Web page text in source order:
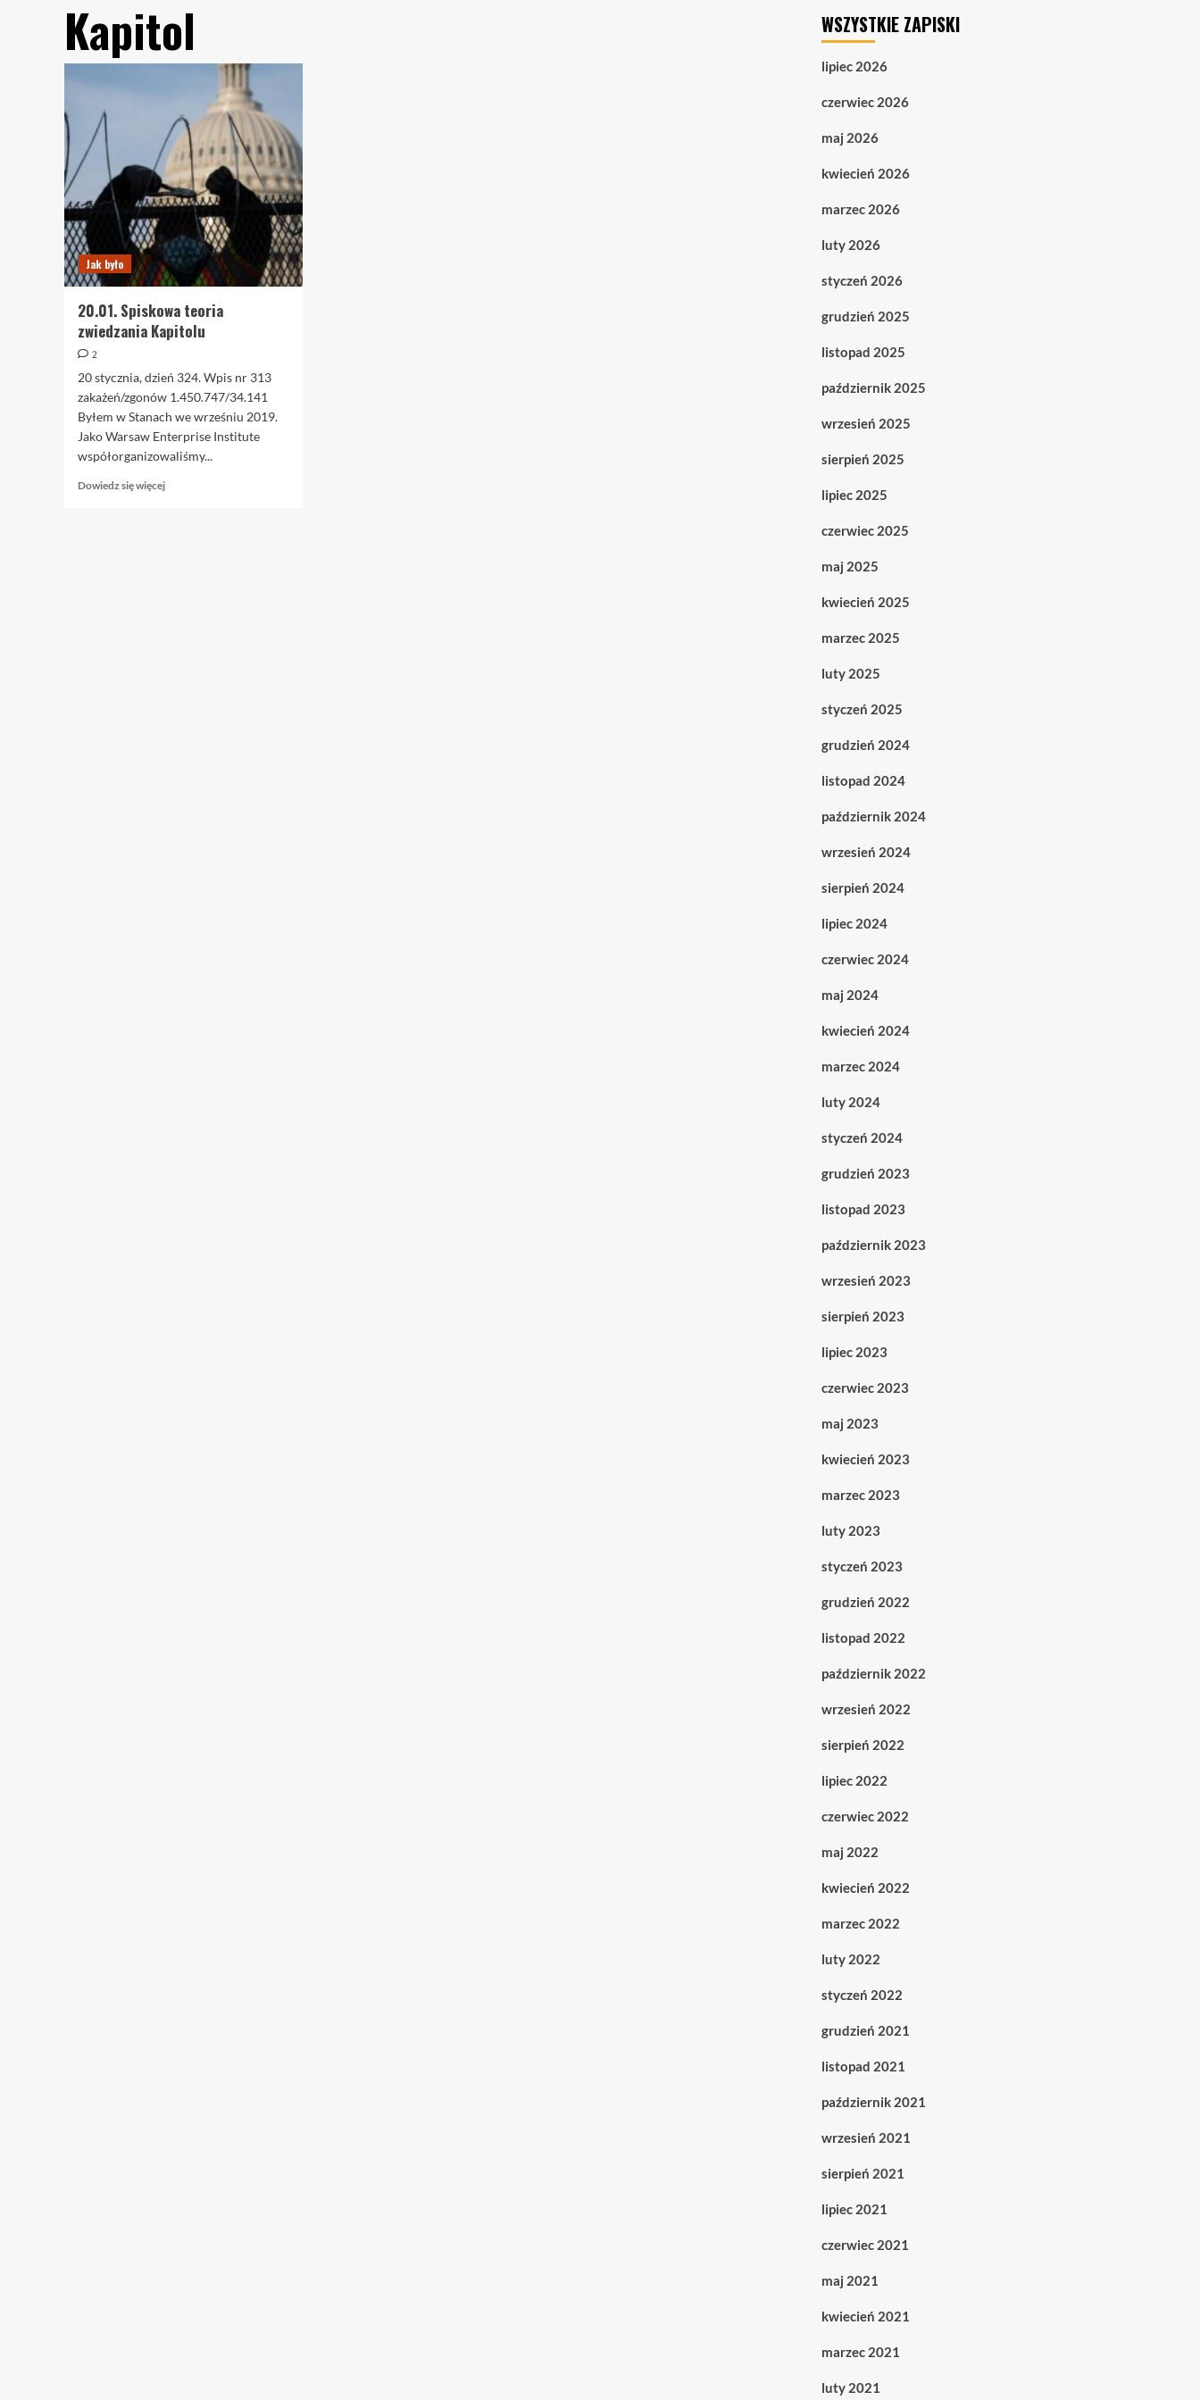
Kapitol
Jak było
20.01. Spiskowa teoria
zwiedzania Kapitolu
2
20 stycznia, dzień 324. Wpis nr 313
zakażeń/zgonów 1.450.747/34.141
Byłem w Stanach we wrześniu 2019.
Jako Warsaw Enterprise Institute
współorganizowaliśmy...
Dowiedz się więcejDowiedz
WSZYSTKIE ZAPISKI
lipiec 2026
czerwiec 2026
maj 2026
kwiecień 2026
marzec 2026
luty 2026
styczeń 2026
grudzień 2025
listopad 2025
październik 2025
wrzesień 2025
sierpień 2025
lipiec 2025
czerwiec 2025
maj 2025
kwiecień 2025
marzec 2025
luty 2025
styczeń 2025
grudzień 2024
listopad 2024
październik 2024
wrzesień 2024
sierpień 2024
lipiec 2024
czerwiec 2024
maj 2024
kwiecień 2024
marzec 2024
luty 2024
styczeń 2024
grudzień 2023
listopad 2023
październik 2023
wrzesień 2023
sierpień 2023
lipiec 2023
czerwiec 2023
maj 2023
kwiecień 2023
marzec 2023
luty 2023
styczeń 2023
grudzień 2022
listopad 2022
październik 2022
wrzesień 2022
sierpień 2022
lipiec 2022
czerwiec 2022
maj 2022
kwiecień 2022
marzec 2022
luty 2022
styczeń 2022
grudzień 2021
listopad 2021
październik 2021
wrzesień 2021
sierpień 2021
lipiec 2021
czerwiec 2021
maj 2021
kwiecień 2021
marzec 2021
luty 2021